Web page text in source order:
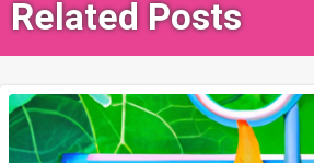
Related Posts